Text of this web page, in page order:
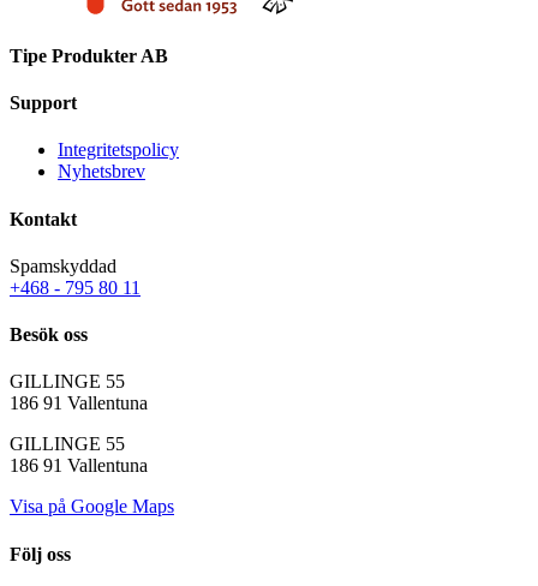
Tipe Produkter AB
Support
Integritetspolicy
Nyhetsbrev
Kontakt
Spamskyddad
+468 - 795 80 11
Besök oss
GILLINGE 55
186 91 Vallentuna
GILLINGE 55
186 91 Vallentuna
Visa på Google Maps
Följ oss